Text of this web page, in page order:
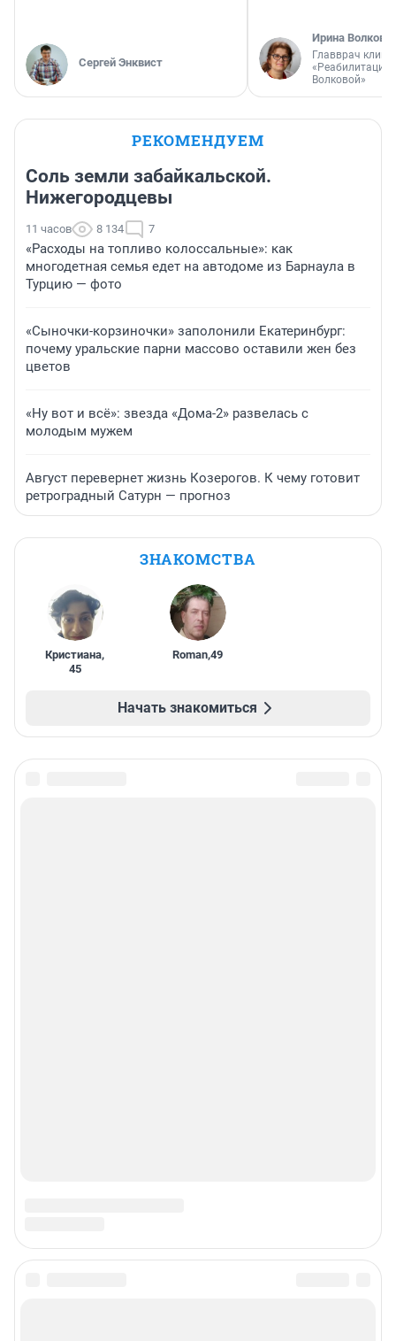
Сергей Энквист
Ирина Волкова
Главврач
«Реабилитация
Волковой»
РЕКОМЕНДУЕМ
Соль земли забайкальской.
Нижегородцевы
11 часов 8 134 7
«Расходы на топливо колоссальные»: как
многодетная семья едет на автодоме из Барнаула в
Турцию — фото
«Сыночки-корзиночки» заполонили Екатеринбург:
почему уральские парни массово оставили жен без
цветов
«Ну вот и всё»: звезда «Дома-2» развелась с
молодым мужем
Август перевернет жизнь Козерогов. К чему готовит
ретроградный Сатурн — прогноз
ЗНАКОМСТВА
Кристиана,
45
Roman,49
Начать знакомиться